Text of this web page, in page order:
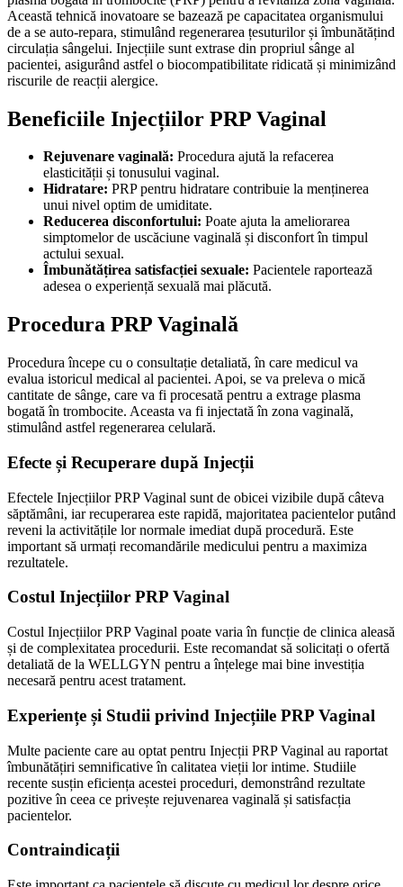
Această tehnică inovatoare se bazează pe capacitatea organismului
de a se auto-repara, stimulând regenerarea țesuturilor și îmbunătățind
circulația sângelui. Injecțiile sunt extrase din propriul sânge al
pacientei, asigurând astfel o biocompatibilitate ridicată și minimizând
riscurile de reacții alergice.
Beneficiile Injecțiilor PRP Vaginal
Rejuvenare vaginală: Procedura ajută la refacerea
elasticității și tonusului vaginal.
Hidratare: PRP pentru hidratare contribuie la menținerea
unui nivel optim de umiditate.
Reducerea disconfortului: Poate ajuta la ameliorarea
simptomelor de uscăciune vaginală și disconfort în timpul
actului sexual.
Îmbunătățirea satisfacției sexuale: Pacientele raportează
adesea o experiență sexuală mai plăcută.
Procedura PRP Vaginală
Procedura începe cu o consultație detaliată, în care medicul va
evalua istoricul medical al pacientei. Apoi, se va preleva o mică
cantitate de sânge, care va fi procesată pentru a extrage plasma
bogată în trombocite. Aceasta va fi injectată în zona vaginală,
stimulând astfel regenerarea celulară.
Efecte și Recuperare după Injecții
Efectele Injecțiilor PRP Vaginal sunt de obicei vizibile după câteva
săptămâni, iar recuperarea este rapidă, majoritatea pacientelor putând
reveni la activitățile lor normale imediat după procedură. Este
important să urmați recomandările medicului pentru a maximiza
rezultatele.
Costul Injecțiilor PRP Vaginal
Costul Injecțiilor PRP Vaginal poate varia în funcție de clinica aleasă
și de complexitatea procedurii. Este recomandat să solicitați o ofertă
detaliată de la WELLGYN pentru a înțelege mai bine investiția
necesară pentru acest tratament.
Experiențe și Studii privind Injecțiile PRP Vaginal
Multe paciente care au optat pentru Injecții PRP Vaginal au raportat
îmbunătățiri semnificative în calitatea vieții lor intime. Studiile
recente susțin eficiența acestei proceduri, demonstrând rezultate
pozitive în ceea ce privește rejuvenarea vaginală și satisfacția
pacientelor.
Contraindicații